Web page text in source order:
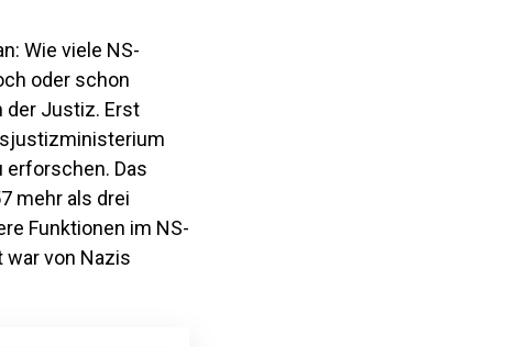
Wie viele NS-
oder schon
der Justiz. Erst
erforschen. Das
mehr als drei
Funktionen im NS-
war von Nazis